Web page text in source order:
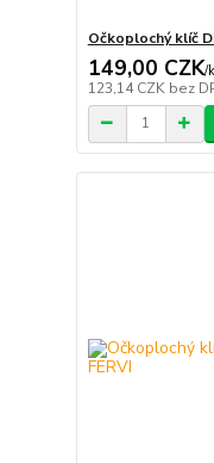
Očkoplochý klíč
149,00 CZK/
123,14 CZK bez